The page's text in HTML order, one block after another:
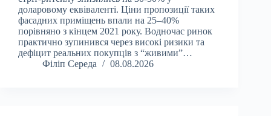
доларовому еквіваленті. Ціни пропозиції таких
фасадних приміщень впали на 25–40%
порівняно з кінцем 2021 року. Водночас ринок
практично зупинився через високі ризики та
дефіцит реальних покупців з “живими”…
Філіп Середа
08.08.2026